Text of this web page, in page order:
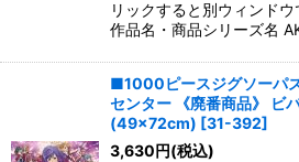
リックすると別ウィンド
作品名・商品シリーズ名
■1000ピースジグソーパ
センター 《廃番商品》 ビ
(49×72cm) [31-392]
3,630円(税込)